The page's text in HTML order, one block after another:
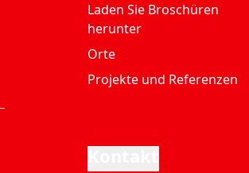
Laden Sie Broschüren
herunter
Orte
Projekte und Referenzen